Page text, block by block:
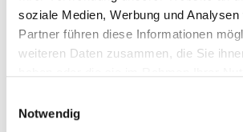
soziale Medien, Werbung und
Partner führen diese Informationen
weiteren Daten zusammen, die Sie
Notwendig